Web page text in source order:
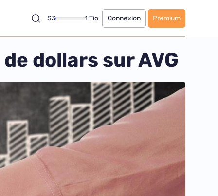
S3 1 Tio Connexion Premium
dollars sur AVG